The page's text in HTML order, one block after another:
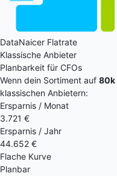
DataNaicer Flatrate
Klassische Anbieter
Planbarkeit für CFOs
Wenn dein Sortiment auf 80k
klassischen Anbietern:
Ersparnis / Monat
3.721 €
Ersparnis / Jahr
44.652 €
Flache Kurve
Planbar